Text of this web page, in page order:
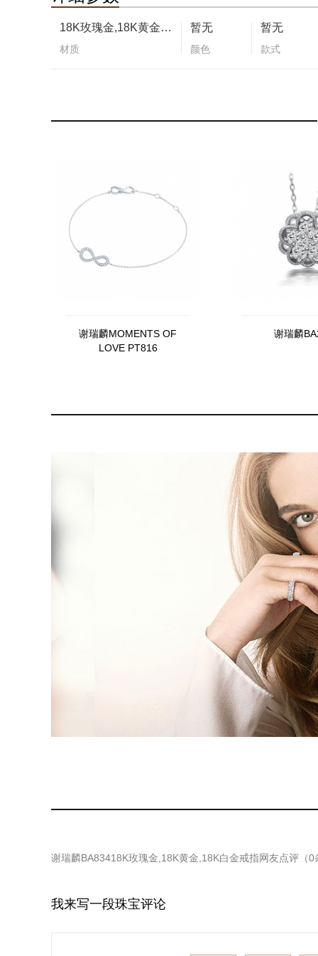
18K玫瑰金,18K黄金,18K白金
材质
暂无
颜色
暂无
款式
谢瑞麟MOMENTS OF
LOVE PT816
谢瑞麟
谢瑞麟BA83418K玫瑰金,18K黄金,18K白金戒指网友点评（0
我来写一段珠宝评论